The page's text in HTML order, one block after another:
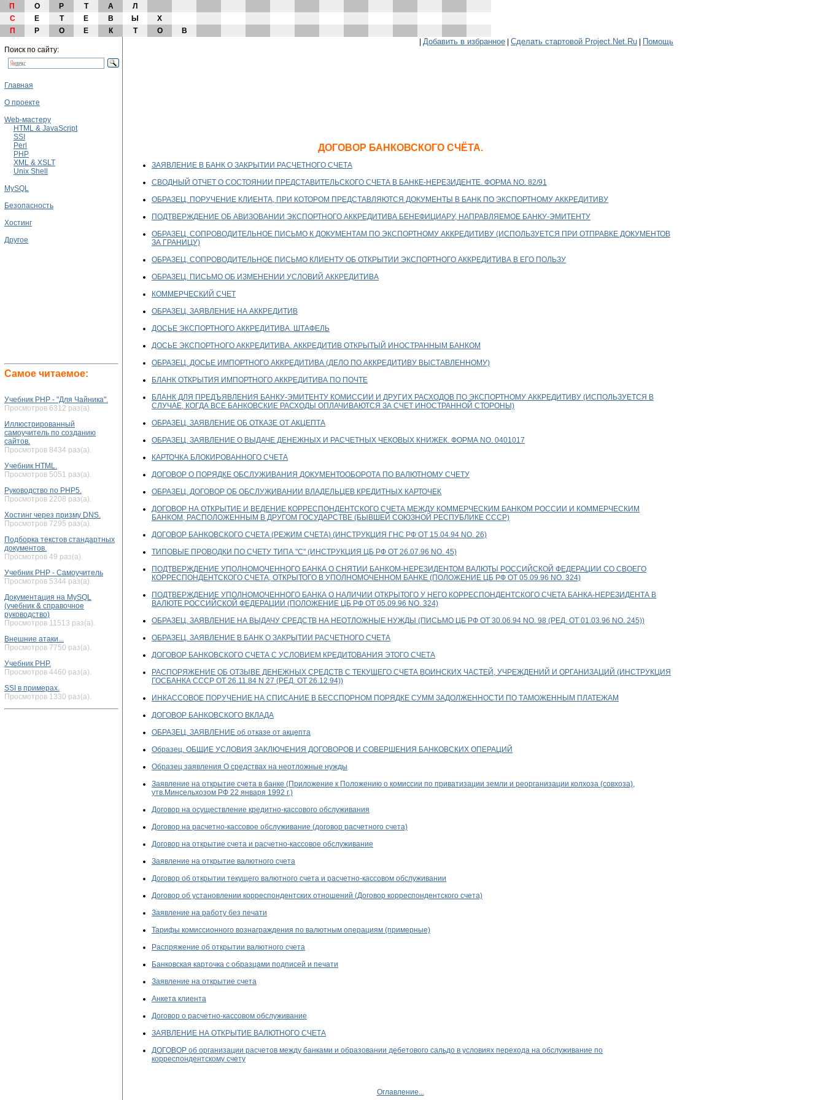
П О Р Т А
Л
С
Е Т Е В Ы
Х
П
Р О Е К Т О В
Поиск по сайту:
Главная
О проекте
Web-мастеру
HTML & JavaScript
SSI
Perl
PHP
XML & XSLT
Unix Shell
MySQL
Безопасность
Хостинг
Другое
Самое читаемое:
Учебник PHP - "Для Чайника".
Просмотров 6312 раз(а).
Иллюстрированный
самоучитель по созданию
сайтов.
Просмотров 8434 раз(а).
Учебник HTML.
Просмотров 5051 раз(а).
Руководство по PHP5.
Просмотров 2208 раз(а).
Хостинг через призму DNS.
Просмотров 7295 раз(а).
Подборка текстов стандартных
документов.
Просмотров 49 раз(а).
Учебник PHP - Самоучитель
Просмотров 5344 раз(а).
Документация на MySQL
(учебник & справочное
руководство)
Просмотров 11513 раз(а).
Внешние атаки...
Просмотров 7750 раз(а).
Учебник PHP.
Просмотров 4460 раз(а).
SSI в примерах.
Просмотров 1330 раз(а).
Добавить в избранное Сделать стартовой Project.Net.Ru Помощь
ДОГОВОР БАНКОВСКОГО СЧЁТА.
ЗАЯВЛЕНИЕ В БАНК О ЗАКРЫТИИ РАСЧЕТНОГО СЧЕТА
СВОДНЫЙ ОТЧЕТ О СОСТОЯНИИ ПРЕДСТАВИТЕЛЬСКОГО СЧЕТА В БАНКЕ-НЕРЕЗИДЕНТЕ. ФОРМА NО. 82/91
ОБРАЗЕЦ. ПОРУЧЕНИЕ КЛИЕНТА, ПРИ КОТОРОМ ПРЕДСТАВЛЯЮТСЯ ДОКУМЕНТЫ В БАНК ПО ЭКСПОРТНОМУ АККРЕДИТИВУ
ПОДТВЕРЖДЕНИЕ ОБ АВИЗОВАНИИ ЭКСПОРТНОГО АККРЕДИТИВА БЕНЕФИЦИАРУ, НАПРАВЛЯЕМОЕ БАНКУ-ЭМИТЕНТУ
ОБРАЗЕЦ. СОПРОВОДИТЕЛЬНОЕ ПИСЬМО К ДОКУМЕНТАМ ПО ЭКСПОРТНОМУ АККРЕДИТИВУ (ИСПОЛЬЗУЕТСЯ ПРИ ОТПРАВКЕ ДОКУМЕНТОВ
ЗА ГРАНИЦУ)
ОБРАЗЕЦ. СОПРОВОДИТЕЛЬНОЕ ПИСЬМО КЛИЕНТУ ОБ ОТКРЫТИИ ЭКСПОРТНОГО АККРЕДИТИВА В ЕГО ПОЛЬЗУ
ОБРАЗЕЦ. ПИСЬМО ОБ ИЗМЕНЕНИИ УСЛОВИЙ АККРЕДИТИВА
КОММЕРЧЕСКИЙ СЧЕТ
ОБРАЗЕЦ. ЗАЯВЛЕНИЕ НА АККРЕДИТИВ
ДОСЬЕ ЭКСПОРТНОГО АККРЕДИТИВА. ШТАФЕЛЬ
ДОСЬЕ ЭКСПОРТНОГО АККРЕДИТИВА. АККРЕДИТИВ ОТКРЫТЫЙ ИНОСТРАННЫМ БАНКОМ
ОБРАЗЕЦ. ДОСЬЕ ИМПОРТНОГО АККРЕДИТИВА (ДЕЛО ПО АККРЕДИТИВУ ВЫСТАВЛЕННОМУ)
БЛАНК ОТКРЫТИЯ ИМПОРТНОГО АККРЕДИТИВА ПО ПОЧТЕ
БЛАНК ДЛЯ ПРЕДЪЯВЛЕНИЯ БАНКУ-ЭМИТЕНТУ КОМИССИИ И ДРУГИХ РАСХОДОВ ПО ЭКСПОРТНОМУ АККРЕДИТИВУ (ИСПОЛЬЗУЕТСЯ В
СЛУЧАЕ, КОГДА ВСЕ БАНКОВСКИЕ РАСХОДЫ ОПЛАЧИВАЮТСЯ ЗА СЧЕТ ИНОСТРАННОЙ СТОРОНЫ)
ОБРАЗЕЦ. ЗАЯВЛЕНИЕ ОБ ОТКАЗЕ ОТ АКЦЕПТА
ОБРАЗЕЦ. ЗАЯВЛЕНИЕ О ВЫДАЧЕ ДЕНЕЖНЫХ И РАСЧЕТНЫХ ЧЕКОВЫХ КНИЖЕК. ФОРМА NО. 0401017
КАРТОЧКА БЛОКИРОВАННОГО СЧЕТА
ДОГОВОР О ПОРЯДКЕ ОБСЛУЖИВАНИЯ ДОКУМЕНТООБОРОТА ПО ВАЛЮТНОМУ СЧЕТУ
ОБРАЗЕЦ. ДОГОВОР ОБ ОБСЛУЖИВАНИИ ВЛАДЕЛЬЦЕВ КРЕДИТНЫХ КАРТОЧЕК
ДОГОВОР НА ОТКРЫТИЕ И ВЕДЕНИЕ КОРРЕСПОНДЕНТСКОГО СЧЕТА МЕЖДУ КОММЕРЧЕСКИМ БАНКОМ РОССИИ И КОММЕРЧЕСКИМ
БАНКОМ, РАСПОЛОЖЕННЫМ В ДРУГОМ ГОСУДАРСТВЕ (БЫВШЕЙ СОЮЗНОЙ РЕСПУБЛИКЕ СССР)
ДОГОВОР БАНКОВСКОГО СЧЕТА (РЕЖИМ СЧЕТА) (ИНСТРУКЦИЯ ГНС РФ ОТ 15.04.94 NО. 26)
ТИПОВЫЕ ПРОВОДКИ ПО СЧЕТУ ТИПА "С" (ИНСТРУКЦИЯ ЦБ РФ ОТ 26.07.96 NО. 45)
ПОДТВЕРЖДЕНИЕ УПОЛНОМОЧЕННОГО БАНКА О СНЯТИИ БАНКОМ-НЕРЕЗИДЕНТОМ ВАЛЮТЫ РОССИЙСКОЙ ФЕДЕРАЦИИ СО СВОЕГО
КОРРЕСПОНДЕНТСКОГО СЧЕТА, ОТКРЫТОГО В УПОЛНОМОЧЕННОМ БАНКЕ (ПОЛОЖЕНИЕ ЦБ РФ ОТ 05.09.96 NО. 324)
ПОДТВЕРЖДЕНИЕ УПОЛНОМОЧЕННОГО БАНКА О НАЛИЧИИ ОТКРЫТОГО У НЕГО КОРРЕСПОНДЕНТСКОГО СЧЕТА БАНКА-НЕРЕЗИДЕНТА В
ВАЛЮТЕ РОССИЙСКОЙ ФЕДЕРАЦИИ (ПОЛОЖЕНИЕ ЦБ РФ ОТ 05.09.96 NО. 324)
ОБРАЗЕЦ. ЗАЯВЛЕНИЕ НА ВЫДАЧУ СРЕДСТВ НА НЕОТЛОЖНЫЕ НУЖДЫ (ПИСЬМО ЦБ РФ ОТ 30.06.94 NО. 98 (РЕД. ОТ 01.03.96 NО. 245))
ОБРАЗЕЦ. ЗАЯВЛЕНИЕ В БАНК О ЗАКРЫТИИ РАСЧЕТНОГО СЧЕТА
ДОГОВОР БАНКОВСКОГО СЧЕТА С УСЛОВИЕМ КРЕДИТОВАНИЯ ЭТОГО СЧЕТА
РАСПОРЯЖЕНИЕ ОБ ОТЗЫВЕ ДЕНЕЖНЫХ СРЕДСТВ С ТЕКУЩЕГО СЧЕТА ВОИНСКИХ ЧАСТЕЙ, УЧРЕЖДЕНИЙ И ОРГАНИЗАЦИЙ (ИНСТРУКЦИЯ
ГОСБАНКА СССР ОТ 26.11.84 N 27 (РЕД. ОТ 26.12.94))
ИНКАССОВОЕ ПОРУЧЕНИЕ НА СПИСАНИЕ В БЕССПОРНОМ ПОРЯДКЕ СУММ ЗАДОЛЖЕННОСТИ ПО ТАМОЖЕННЫМ ПЛАТЕЖАМ
ДОГОВОР БАНКОВСКОГО ВКЛАДА
ОБРАЗЕЦ. ЗАЯВЛЕНИЕ об отказе от акцепта
Образец. ОБЩИЕ УСЛОВИЯ ЗАКЛЮЧЕНИЯ ДОГОВОРОВ И СОВЕРШЕНИЯ БАНКОВСКИХ ОПЕРАЦИЙ
Образец заявления О средствах на неотложные нужды
Заявление на открытие счета в банке (Приложение к Положению о комиссии по приватизации земли и реорганизации колхоза (совхоза),
утв.Минсельхозом РФ 22 января 1992 г.)
Договор на осуществление кредитно-кассового обслуживания
Договор на расчетно-кассовое обслуживание (договор расчетного счета)
Договор на открытие счета и расчетно-кассовое обслуживание
Заявление на открытие валютного счета
Договор об открытии текущего валютного счета и расчетно-кассовом обслуживании
Договор об установлении корреспондентских отношений (Договор корреспондентского счета)
Заявление на работу без печати
Тарифы комиссионного вознаграждения по валютным операциям (примерные)
Распряжение об открытии валютного счета
Банковская карточка с образцами подписей и печати
Заявление на открытие счета
Анкета клиента
Договор о расчетно-кассовом обслуживание
ЗАЯВЛЕНИЕ НА ОТКРЫТИЕ ВАЛЮТНОГО СЧЕТА
ДОГОВОР об организации расчетов между банками и образовании дебетового сальдо в условиях перехода на обслуживание по
корреспондентскому счету
Оглавление...